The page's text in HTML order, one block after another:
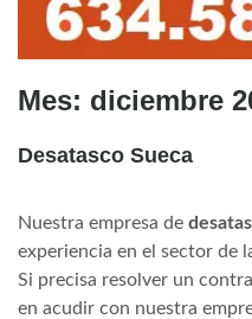
Mes: diciembre
Desatasco Sueca
Nuestra empresa de
experiencia en el sector de
Si precisa resolver un
en acudir con nuestra